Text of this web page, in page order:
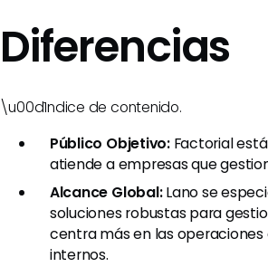
Diferencias
\u00d1ndice de contenido.
Público Objetivo:Factorial
atiende a empresas que
Alcance Global:Lano se
soluciones robustas para
centra más en las
internos.